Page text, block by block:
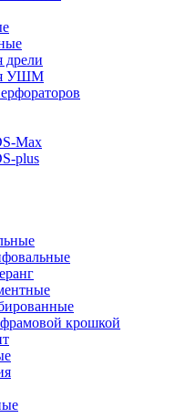
дрели
УШМ
Max
plus
крошкой